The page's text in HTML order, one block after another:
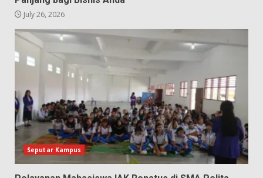
July 26, 2026
Seputar Kampus